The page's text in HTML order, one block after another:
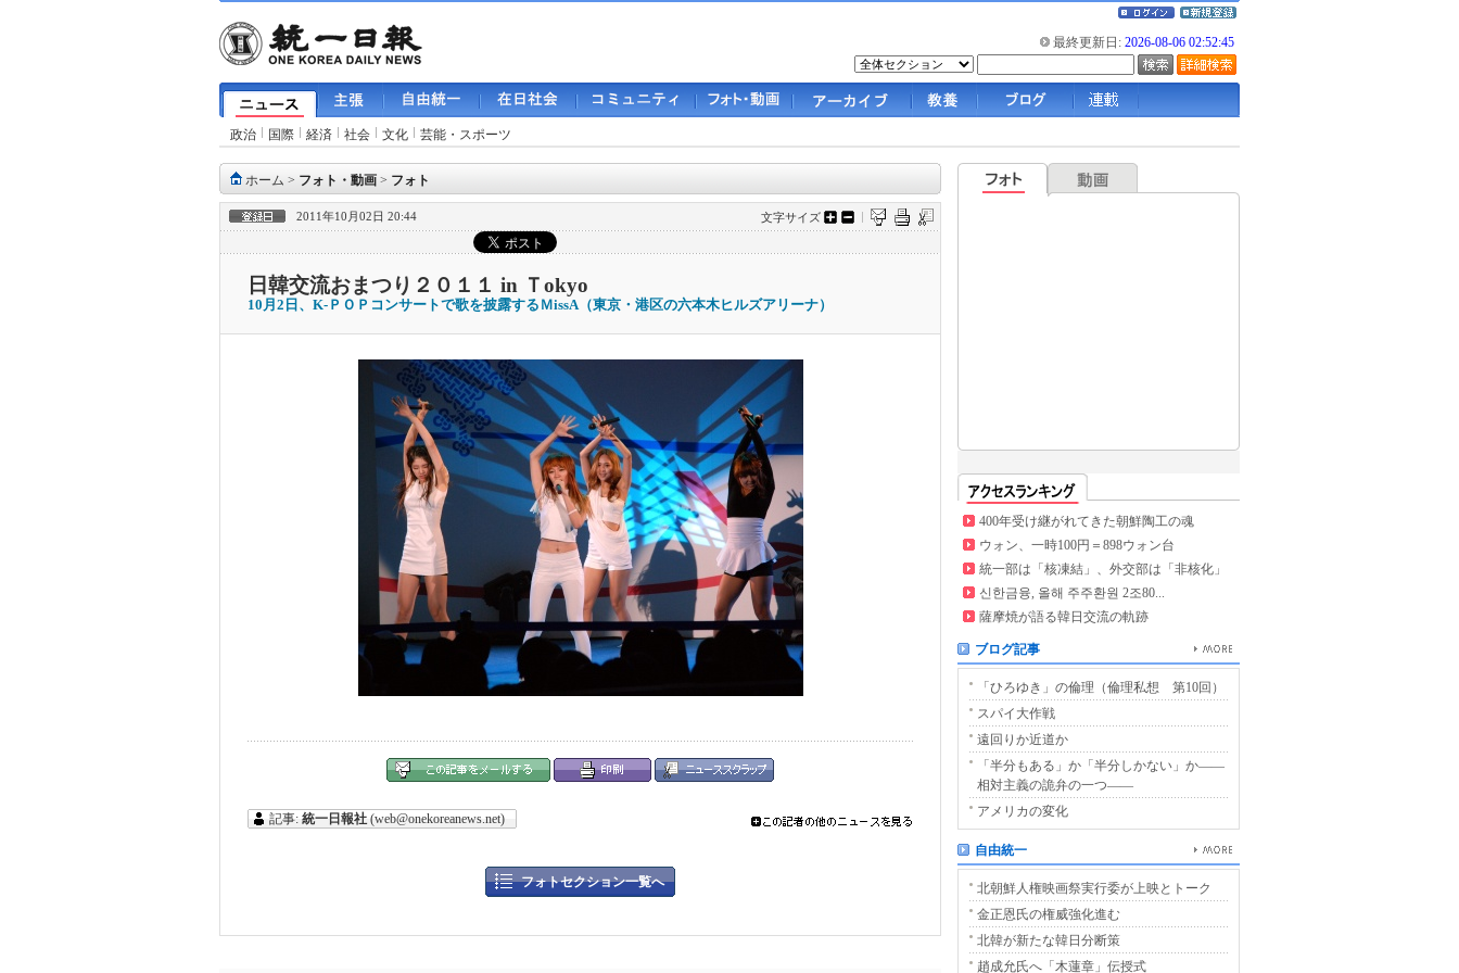
最終更新日: 2026-08-06 02:52:45
政治 国際 経済 社会 文化 芸能・スポーツ
ホーム > フォト・動画 > フォト
2011年10月02日 20:44 文字サイズ
日韓交流おまつり２０１１ in Ｔokyo
10月2日、K-ＰＯＰコンサートで歌を披露するＭissA（東京・港区の六本木ヒルズアリーナ）
記事: 統一日報社 (web@onekoreanews.net)
フォトセクション一覧へ
400年受け継がれてきた朝鮮陶工の魂
ウォン、一時100円＝898ウォン台
統一部は「核凍結」、外交部は「非核化」
신한금융, 올해 주주환원 2조80...
薩摩焼が語る韓日交流の軌跡
ブログ記事
「ひろゆき」の倫理（倫理私想 第10回）
スパイ大作戦
遠回りか近道か
「半分もある」か「半分しかない」か――
相対主義の詭弁の一つ――
アメリカの変化
自由統一
北朝鮮人権映画祭実行委が上映とトーク
金正恩氏の権威強化進む
北韓が新たな韓日分断策
趙成允氏へ「木蓮章」伝授式